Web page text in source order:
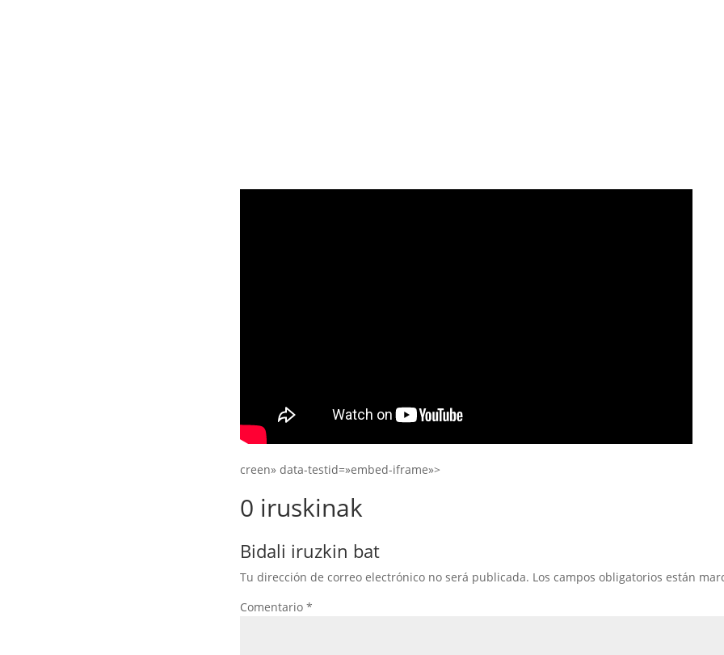
creen» data-testid=»embed-iframe»>
0 iruskinak
Bidali iruzkin bat
Tu dirección de correo electrónico no será publicada. Los campos obligatorios están
Comentario *